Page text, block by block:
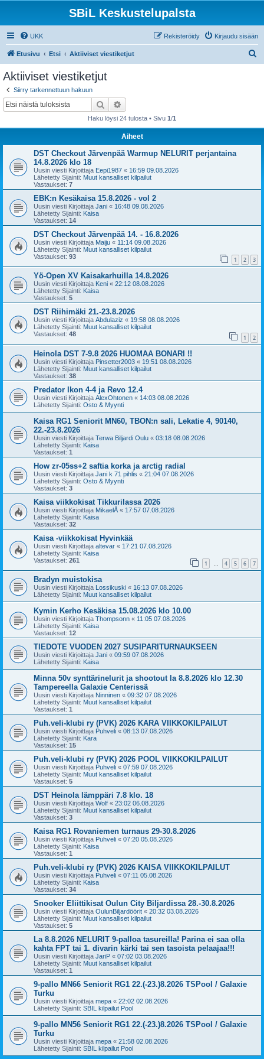
SBiL Keskustelupalsta
UKK Kirjaudu sisään
Rekisteröidy
Etusivu Etsi Aktiiviset viestiketjut
Aktiiviset viestiketjut
Siirry tarkennettuun hakuun
Etsi
Haku löysi 24 tulosta • Sivu 1/1
Aiheet
DST Checkout Järvenpää Warmup NELURIT perjantaina
14.8.2026 klo 18
Uusin viesti Kirjoittaja Eepi1987 « 16:59 09.08.2026
Lähetetty Sijainti: Muut kansalliset kilpailut
Vastaukset: 7
EBK:n Kesäkaisa 15.8.2026 - vol 2
Uusin viesti Kirjoittaja Jani « 16:48 09.08.2026
Lähetetty Sijainti: Kaisa
Vastaukset: 14
DST Checkout Järvenpää 14. - 16.8.2026
Uusin viesti Kirjoittaja Maiju « 11:14 09.08.2026
Lähetetty Sijainti: Muut kansalliset kilpailut
Vastaukset: 93 1 2 3
Yö-Open XV Kaisakarhuilla 14.8.2026
Uusin viesti Kirjoittaja Keni « 22:12 08.08.2026
Lähetetty Sijainti: Kaisa
Vastaukset: 5
DST Riihimäki 21.-23.8.2026
Uusin viesti Kirjoittaja Abdulaziz « 19:58 08.08.2026
Lähetetty Sijainti: Muut kansalliset kilpailut
Vastaukset: 48 1 2
Heinola DST 7-9.8 2026 HUOMAA BONARI !!
Uusin viesti Kirjoittaja Pinsetter2003 « 19:51 08.08.2026
Lähetetty Sijainti: Muut kansalliset kilpailut
Vastaukset: 38
Predator Ikon 4-4 ja Revo 12.4
Uusin viesti Kirjoittaja AlexOhtonen « 14:03 08.08.2026
Lähetetty Sijainti: Osto & Myynti
Kaisa RG1 Seniorit MN60, TBON:n sali, Lekatie 4, 90140,
22.-23.8.2026
Uusin viesti Kirjoittaja Terwa Biljardi Oulu « 03:18 08.08.2026
Lähetetty Sijainti: Kaisa
Vastaukset: 1
How zr-05ss+2 saftia korka ja arctig radial
Uusin viesti Kirjoittaja Jani k 71 pihlis « 21:04 07.08.2026
Lähetetty Sijainti: Osto & Myynti
Vastaukset: 3
Kaisa viikkokisat Tikkurilassa 2026
Uusin viesti Kirjoittaja MikaelÅ « 17:57 07.08.2026
Lähetetty Sijainti: Kaisa
Vastaukset: 32
Kaisa -viikkokisat Hyvinkää
Uusin viesti Kirjoittaja altevar « 17:21 07.08.2026
Lähetetty Sijainti: Kaisa
Vastaukset: 261 1 4 5 6 7
Bradyn muistokisa
Uusin viesti Kirjoittaja Lossikuski « 16:13 07.08.2026
Lähetetty Sijainti: Muut kansalliset kilpailut
Kymin Kerho Kesäkisa 15.08.2026 klo 10.00
Uusin viesti Kirjoittaja Thompsonn « 11:05 07.08.2026
Lähetetty Sijainti: Kaisa
Vastaukset: 12
TIEDOTE VUODEN 2027 SUSIPARITURNAUKSEEN
Uusin viesti Kirjoittaja Jani « 09:59 07.08.2026
Lähetetty Sijainti: Kaisa
Minna 50v synttärinelurit ja shootout la 8.8.2026 klo 12.30
Tampereella Galaxie Centerissä
Uusin viesti Kirjoittaja Ninninen « 09:32 07.08.2026
Lähetetty Sijainti: Muut kansalliset kilpailut
Vastaukset: 1
Puh.veli-klubi ry (PVK) 2026 KARA VIIKKOKILPAILUT
Uusin viesti Kirjoittaja Puhveli « 08:13 07.08.2026
Lähetetty Sijainti: Kara
Vastaukset: 15
Puh.veli-klubi ry (PVK) 2026 POOL VIIKKOKILPAILUT
Uusin viesti Kirjoittaja Puhveli « 07:59 07.08.2026
Lähetetty Sijainti: Muut kansalliset kilpailut
Vastaukset: 5
DST Heinola lämppäri 7.8 klo. 18
Uusin viesti Kirjoittaja Wolf « 23:02 06.08.2026
Lähetetty Sijainti: Muut kansalliset kilpailut
Vastaukset: 3
Kaisa RG1 Rovaniemen turnaus 29-30.8.2026
Uusin viesti Kirjoittaja Puhveli « 07:20 05.08.2026
Lähetetty Sijainti: Kaisa
Vastaukset: 1
Puh.veli-klubi ry (PVK) 2026 KAISA VIIKKOKILPAILUT
Uusin viesti Kirjoittaja Puhveli « 07:11 05.08.2026
Lähetetty Sijainti: Kaisa
Vastaukset: 34
Snooker Eliittikisat Oulun City Biljardissa 28.-30.8.2026
Uusin viesti Kirjoittaja OulunBiljardöörit « 20:32 03.08.2026
Lähetetty Sijainti: Muut kansalliset kilpailut
Vastaukset: 5
La 8.8.2026 NELURIT 9-palloa tasureilla! Parina ei saa olla
kahta FPT tai 1. divarin kärki tai sen tasoista pelaajaa!!!
Uusin viesti Kirjoittaja JariP « 07:02 03.08.2026
Lähetetty Sijainti: Muut kansalliset kilpailut
Vastaukset: 1
9-pallo MN66 Seniorit RG1 22.(-23.)8.2026 TSPool / Galaxie
Turku
Uusin viesti Kirjoittaja mepa « 22:02 02.08.2026
Lähetetty Sijainti: SBIL kilpailut Pool
9-pallo MN56 Seniorit RG1 22.(-23.)8.2026 TSPool / Galaxie
Turku
Uusin viesti Kirjoittaja mepa « 21:58 02.08.2026
Lähetetty Sijainti: SBIL kilpailut Pool